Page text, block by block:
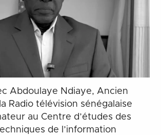
Abdoulaye Ndiaye, Ancien
Radio télévision sénégalaise
au Centre d’études des
de l’information